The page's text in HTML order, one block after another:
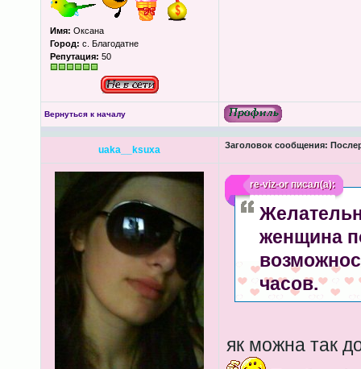
Имя: Оксана
Город: с. Благодатне
Репутация: 50
Вернуться к началу
uaka__ksuxa Заголовок сообщения:
re-viz-orписал(а):
женщина
часов.
як можна так